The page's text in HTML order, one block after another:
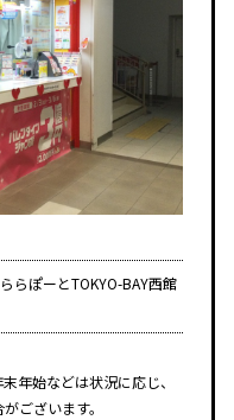
らぽーとTOKYO-BAY西館
年始などは状況に応じ、
ございます。